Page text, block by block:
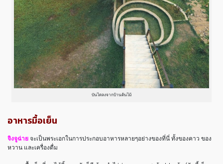
บันไดลงจากบ้านต้นไม้
อาหารมื้อเย็น
จิงจูฉ่าย จะเป็นพระเอกในการประกอบอาหารหลายๆอย่างของที่นี่ ทั้งของคาว ของ
หวาน และเครื่องดื่ม